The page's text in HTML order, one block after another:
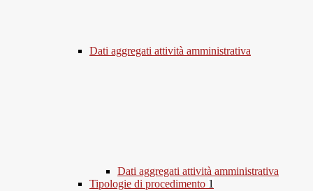
Dati aggregati attività amministrativa
Dati aggregati attività amministrativa
Tipologie di procedimento 1